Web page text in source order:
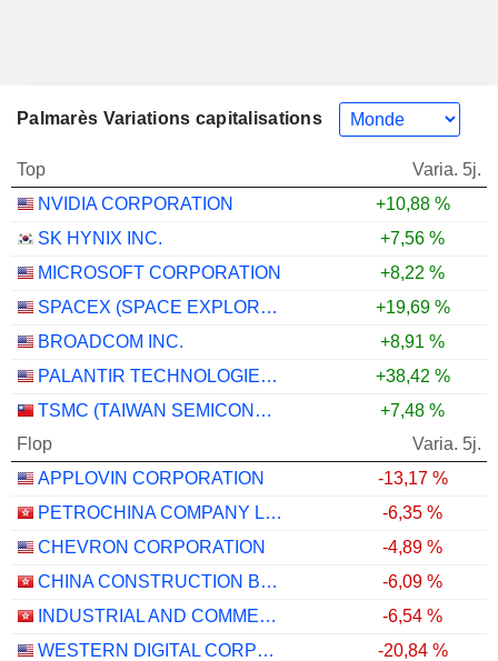
Palmarès Variations capitalisations
Top
Varia. 5j.
NVIDIA CORPORATION
+10,88 %
SK HYNIX INC.
+7,56 %
MICROSOFT CORPORATION
+8,22 %
SPACEX (SPACE EXPLORATION TECHNOLOGIES)
+19,69 %
BROADCOM INC.
+8,91 %
PALANTIR TECHNOLOGIES INC.
+38,42 %
TSMC (TAIWAN SEMICONDUCTOR MANUFACTURING COMPANY)
+7,48 %
Flop
Varia. 5j.
APPLOVIN CORPORATION
-13,17 %
PETROCHINA COMPANY LIMITED
-6,35 %
CHEVRON CORPORATION
-4,89 %
CHINA CONSTRUCTION BANK CORPORATION
-6,09 %
INDUSTRIAL AND COMMERCIAL BANK OF CHINA LIMITED
-6,54 %
WESTERN DIGITAL CORPORATION
-20,84 %